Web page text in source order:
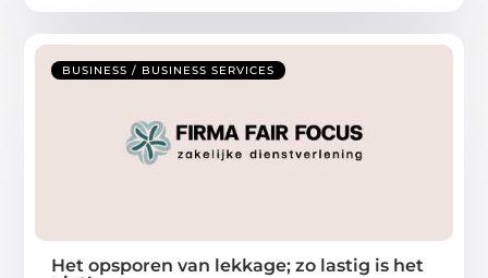
BUSINESS / BUSINESS SERVICES
Het opsporen van lekkage; zo lastig is het